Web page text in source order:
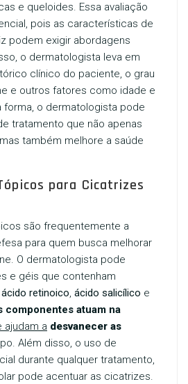
e queloides. Essa avaliação
pois as características de
podem exigir abordagens
o dermatologista leva em
clínico do paciente, o grau
e outros fatores como idade e
forma, o dermatologista pode
tratamento que não apenas
também melhore a saúde
para Cicatrizes
são frequentemente a
para quem busca melhorar
O dermatologista pode
e géis que contenham
ácido retinoico, ácido salicílico e
componentes atuam na
ajudam a desvanecer as
Além disso, o uso de
durante qualquer tratamento,
pode acentuar as cicatrizes.